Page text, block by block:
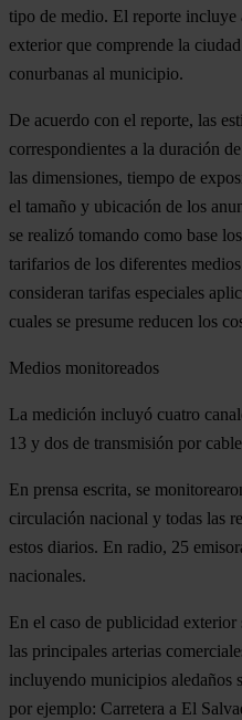
tipo de medio. El reporte incluye
exterior que comprende la
conurbanas al municipio.
De acuerdo con el reporte, las
correspondientes a la duración
las dimensiones, tiempo de
el tamaño y ubicación de los
se realizó tomando como base
tarifarios de los diferentes
consideran tarifas especiales
cuales se presume reducen los
Medios monitoreados
La medición incluyó cuatro
13 y dos de transmisión por
En prensa escrita, se
circulación nacional y todas las
estos diarios. En radio, 25
nacionales.
En el caso de publicidad
las principales arterias
incluyendo municipios aledaños
por ejemplo: Carretera a El